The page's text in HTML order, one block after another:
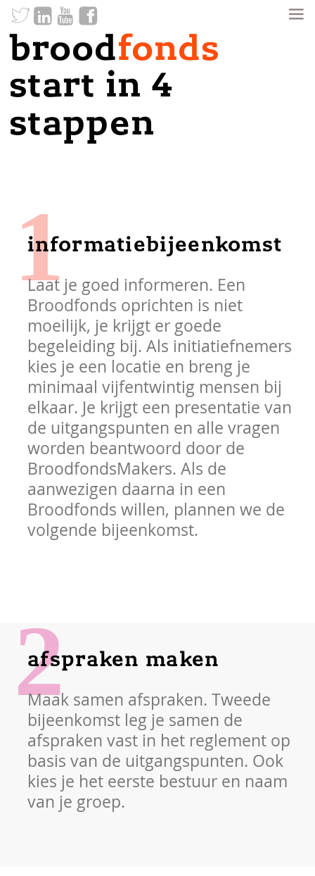
broodfonds
start in 4
stappen
1
informatiebijeenkomst
Laat je goed informeren. Een
Broodfonds oprichten is niet
moeilijk, je krijgt er goede
begeleiding bij. Als initiatiefnemers
kies je een locatie en breng je
minimaal vijfentwintig mensen bij
elkaar. Je krijgt een presentatie van
de uitgangspunten en alle vragen
worden beantwoord door de
BroodfondsMakers. Als de
aanwezigen daarna in een
Broodfonds willen, plannen we de
volgende bijeenkomst.
2
afspraken maken
Maak samen afspraken. Tweede
bijeenkomst leg je samen de
afspraken vast in het reglement op
basis van de uitgangspunten. Ook
kies je het eerste bestuur en naam
van je groep.